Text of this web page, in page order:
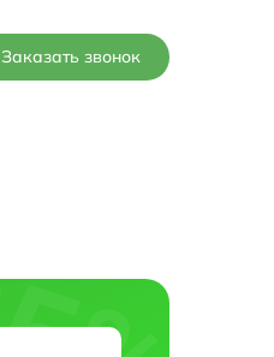
Заказать звонок